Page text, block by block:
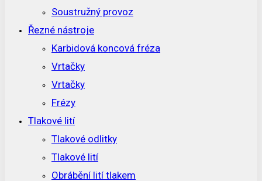
Soustružný provoz
Řezné nástroje
Karbidová koncová fréza
Vrtačky
Vrtačky
Frézy
Tlakové lití
Tlakové odlitky
Tlakové lití
Obrábění lití tlakem